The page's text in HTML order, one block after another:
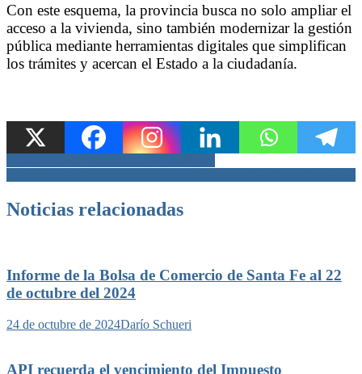
Con este esquema, la provincia busca no solo ampliar el
acceso a la vivienda, sino también modernizar la gestión
pública mediante herramientas digitales que simplifican
los trámites y acercan el Estado a la ciudadanía.
Navegación
de
entradas
Noticias relacionadas
Informe de la Bolsa de Comercio de Santa Fe al 22
de octubre del 2024
24 de octubre de 2024Darío Schueri
API recuerda el vencimiento del Impuesto